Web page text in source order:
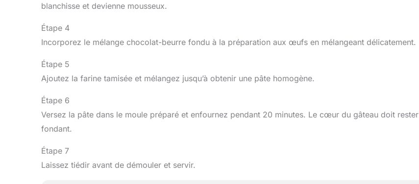
blanchisse et devienne mousseux.
Étape 4
Incorporez le mélange chocolat-beurre fondu à la préparation aux œufs en mélangeant délicatement.
Étape 5
Ajoutez la farine tamisée et mélangez jusqu’à obtenir une pâte homogène.
Étape 6
Versez la pâte dans le moule préparé et enfournez pendant 20 minutes. Le cœur du gâteau doit rester
fondant.
Étape 7
Laissez tiédir avant de démouler et servir.